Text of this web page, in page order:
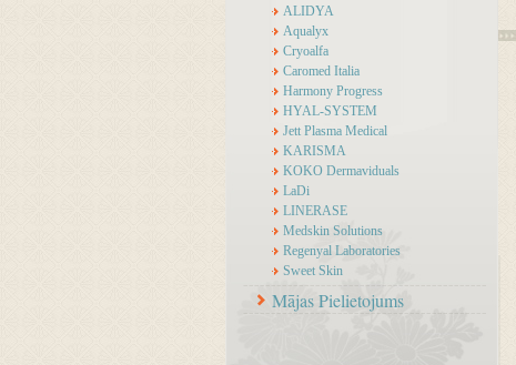
ALIDYA
Aqualyx
Cryoalfa
Caromed Italia
Harmony Progress
HYAL-SYSTEM
Jett Plasma Medical
KARISMA
KOKO Dermaviduals
LaDi
LINERASE
Medskin Solutions
Regenyal Laboratories
Sweet Skin
Mājas Pielietojums